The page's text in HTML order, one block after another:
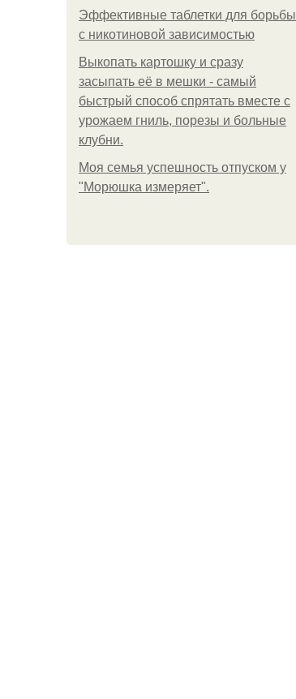
Эффективные таблетки для борьбы
с никотиновой зависимостью
Выкопать картошку и сразу
засыпать её в мешки - самый
быстрый способ спрятать вместе с
урожаем гниль, порезы и больные
клубни.
Моя семья успешность отпуском у
"Морюшка измеряет".